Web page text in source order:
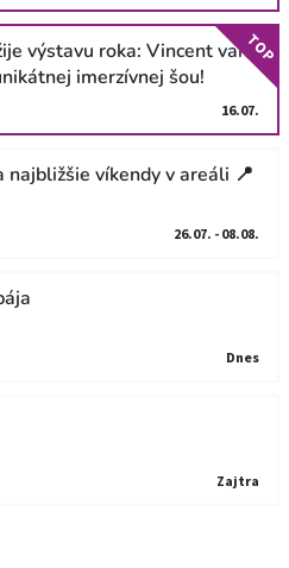
výstavu roka: Vincent van
imerzívnej šou!
16.07.
TOP
najbližšie víkendy v areáli 📍
26.07. - 08.08.
Dnes
Zajtra